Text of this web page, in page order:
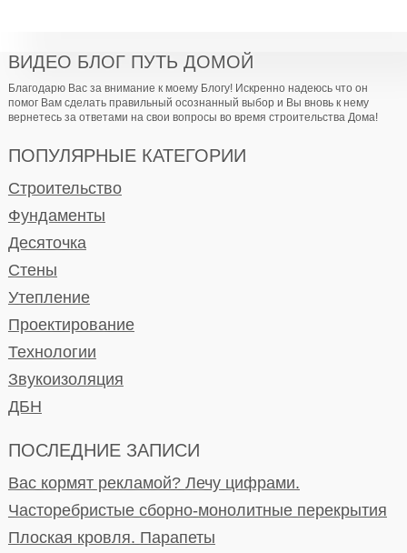
ВИДЕО БЛОГ ПУТЬ ДОМОЙ
Благодарю Вас за внимание к моему Блогу! Искренно надеюсь что он
помог Вам сделать правильный осознанный выбор и Вы вновь к нему
вернетесь за ответами на свои вопросы во время строительства Дома!
ПОПУЛЯРНЫЕ КАТЕГОРИИ
Строительство
Фундаменты
Десяточка
Стены
Утепление
Проектирование
Технологии
Звукоизоляция
ДБН
ПОСЛЕДНИЕ ЗАПИСИ
Вас кормят рекламой? Лечу цифрами.
Часторебристые сборно-монолитные перекрытия
Плоская кровля. Парапеты